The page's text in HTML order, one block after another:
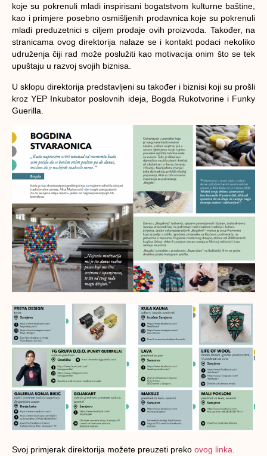
koje su pokrenuli mladi inspirisani bogatstvom kulturne baštine,
kao i primjere posebno osmišljenih prodavnica koje su pokrenuli
mladi preduzetnici s ciljem prodaje ovih proizvoda. Također, na
stranicama ovog direktorija nalaze se i kontakt podaci nekoliko
udruženja čiji rad može poslužiti kao motivacija onim što se tek
upuštaju u razvoj svojih biznisa.
U sklopu direktorija predstavljeni su također i biznisi koji su prošli
kroz YEP Inkubator poslovnih ideja, Bogda Rukotvorine i Funky
Guerilla.
Svoj primjerak direktorija možete preuzeti preko ovog linka.